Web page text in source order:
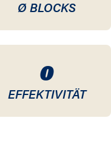
Ø BLOCKS
0
EFFEKTIVITÄT